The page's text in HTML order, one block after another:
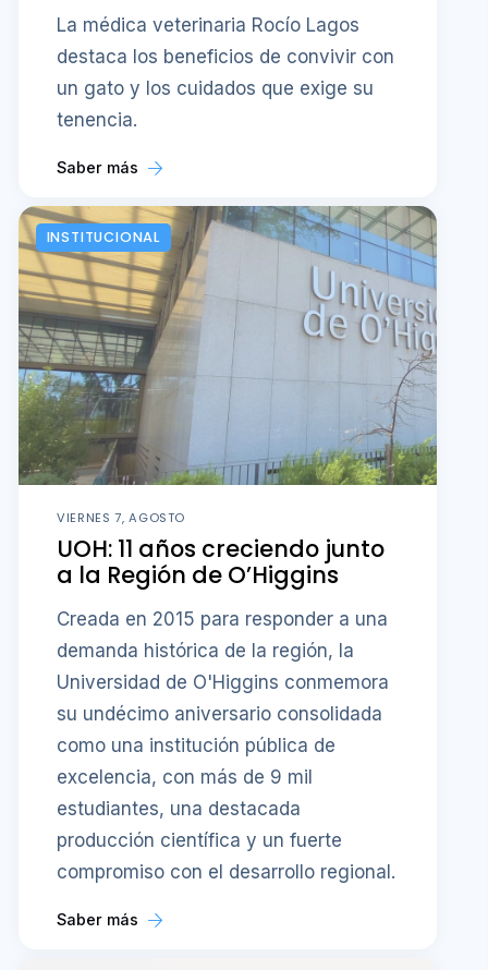
La médica veterinaria Rocío Lagos
destaca los beneficios de convivir con
un gato y los cuidados que exige su
tenencia.
Saber más
INSTITUCIONAL
VIERNES 7, AGOSTO
UOH: 11 años creciendo junto
a la Región de O’Higgins
Creada en 2015 para responder a una
demanda histórica de la región, la
Universidad de O'Higgins conmemora
su undécimo aniversario consolidada
como una institución pública de
excelencia, con más de 9 mil
estudiantes, una destacada
producción científica y un fuerte
compromiso con el desarrollo regional.
Saber más